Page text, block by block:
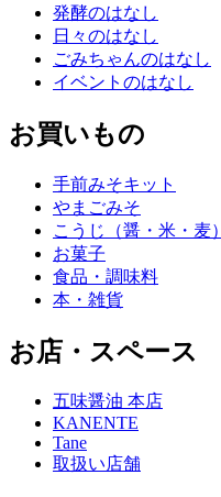
発酵のはなし
日々のはなし
ごみちゃんのはなし
イベントのはなし
お買いもの
手前みそキット
やまごみそ
こうじ（醤・米・麦）
お菓子
食品・調味料
本・雑貨
お店・スペース
五味醤油 本店
KANENTE
Tane
取扱い店舗